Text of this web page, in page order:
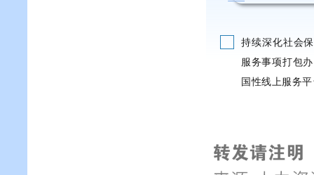
持续深化社会
服务事项打包
国性线上服务